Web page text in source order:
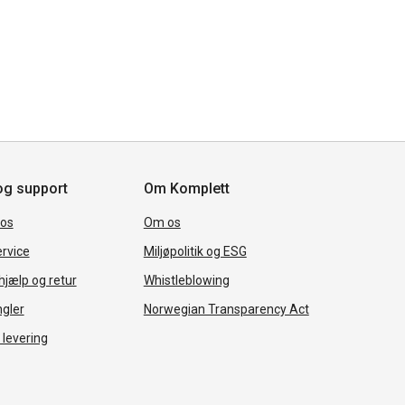
support
og retur
levering
Om Komplett
Om os
Miljøpolitik og ESG
Whistleblowing
Norwegian Transparency Act